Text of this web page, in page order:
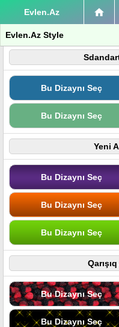
Evlen.Az
Evlen.Az Style
Bu Dizaynı Seç
Bu Dizaynı Seç
Yeni
Bu Dizaynı Seç
Bu Dizaynı Seç
Bu Dizaynı Seç
Bu Dizaynı Seç
Bu Dizaynı Seç